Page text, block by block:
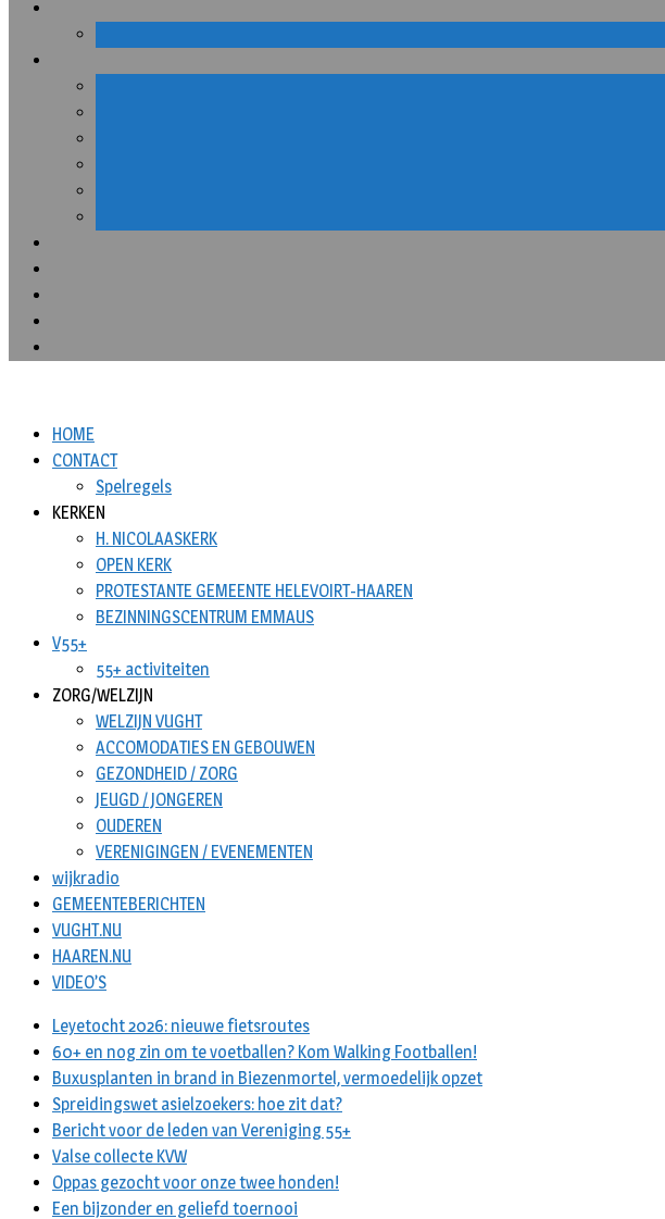
HOME
CONTACT
Spelregels
KERKEN
H. NICOLAASKERK
OPEN KERK
PROTESTANTE GEMEENTE HELEVOIRT-HAAREN
BEZINNINGSCENTRUM EMMAUS
V55+
55+ activiteiten
ZORG/WELZIJN
WELZIJN VUGHT
ACCOMODATIES EN GEBOUWEN
GEZONDHEID / ZORG
JEUGD / JONGEREN
OUDEREN
VERENIGINGEN / EVENEMENTEN
wijkradio
GEMEENTEBERICHTEN
VUGHT.NU
HAAREN.NU
VIDEO’S
Leyetocht 2026: nieuwe fietsroutes
60+ en nog zin om te voetballen? Kom Walking Footballen!
Buxusplanten in brand in Biezenmortel, vermoedelijk opzet
Spreidingswet asielzoekers: hoe zit dat?
Bericht voor de leden van Vereniging 55+
Valse collecte KVW
Oppas gezocht voor onze twee honden!
Een bijzonder en geliefd toernooi